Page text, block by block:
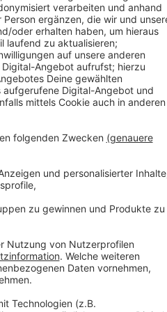
12:08
ab heute Glühwein,
gleich hinter dem
um die Nordstraße in
zum Thema